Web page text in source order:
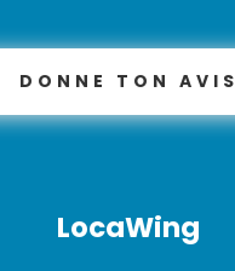
DONNE TON AVIS
LocaWing